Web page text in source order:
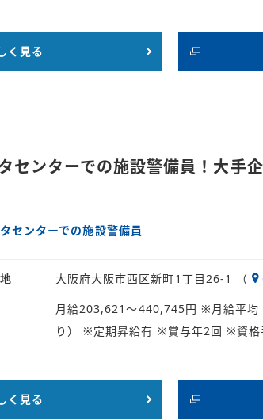
く見る
ンターでの施設警備員！大手
センターでの施設警備員
大阪府大阪市西区新町1丁目26-1 （
月給203,621～440,745円 ※月給平
り） ※定期昇給有 ※賞与年2回 ※資格
く見る